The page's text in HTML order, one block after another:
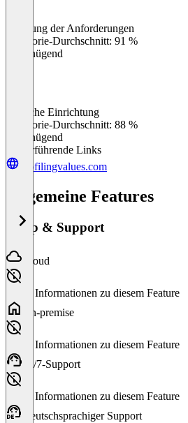
Erfüllung der Anforderungen
Kategorie-Durchschnitt: 91 %
Ungenügend
Einfache Einrichtung
Kategorie-Durchschnitt: 88 %
Ungenügend
Weiterführende Links
profilingvalues.com
Allgemeine Features
Setup & Support
Cloud
Keine Informationen zu diesem Feature
On-premise
Keine Informationen zu diesem Feature
24/7-Support
Keine Informationen zu diesem Feature
Deutschsprachiger Support